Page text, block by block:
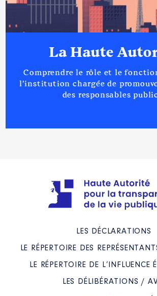
La Haute
Comprendre le rôle et le
l’institution chargée de
des responsables
LES DÉCLARATIONS
LE RÉPERTOIRE DES
LE RÉPERTOIRE DE L’INFLUENCE
LES DÉLIBÉRATIONS /